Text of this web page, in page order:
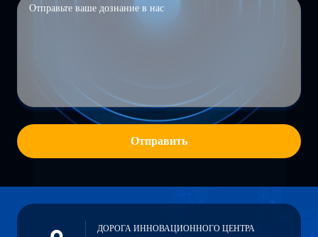
Отправить
ДОРОГА ИННОВАЦИОННОГО ЦЕНТРА